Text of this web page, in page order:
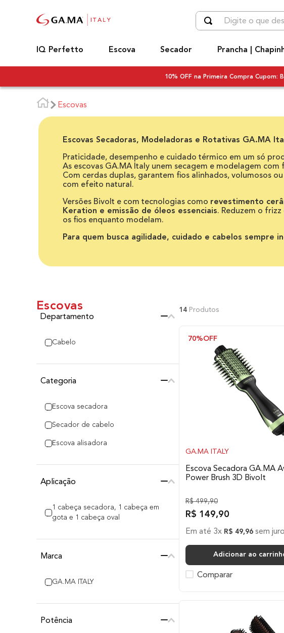
Digite o que deseja
IQ Perfetto Escova Secador Prancha |
10% OFF na Primeira Compra Cupom:
Escovas
Escovas Secadoras, Modeladoras e Rotativas GA.MA
Praticidade, desempenho e cuidado térmico em um só
As escovas GA.MA Italy unem secagem e modelagem com
Com cerdas duplas, garantem fios alinhados, volumosos
com efeito natural.
Versões Bivolt e com tecnologias como revestimento
Keration e emissão de óleos essenciais. Reduzem o
os fios enquanto modelam.
Para quem busca agilidade, cuidado e cabelos sempre
Escovas
Departamento
Cabelo
Categoria
Escova secadora
Secador de cabelo
Escova alisadora
Aplicação
1 cabeça secadora, 1 cabeça em
gota e 1 cabeça oval
Marca
GA.MA ITALY
Potência
14 Produtos
GA.MA ITALY
Escova Secadora GA.MA
Power Brush 3D Bivolt
R$ 499,90
R$ 149,90
70%OFF
Em até 3x R$ 49,96 sem
Adicionar ao
Comparar
2º
chapinha cabelo
3º
secador
6º
escova rotativa
7 º
escova modeladora
8º
iq3
9 º
prancha
10º difusor